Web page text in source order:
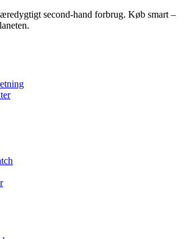
second-hand forbrug. Køb smart –